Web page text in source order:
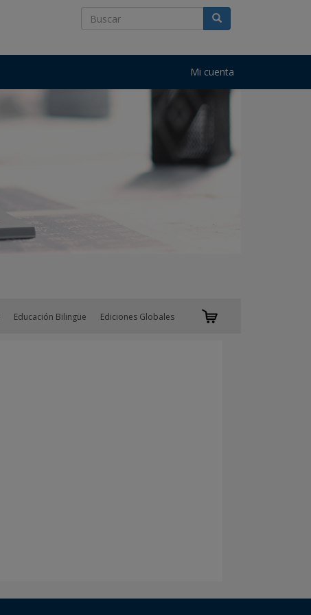
Mi cuenta
Educación Bilingüe Ediciones Globales